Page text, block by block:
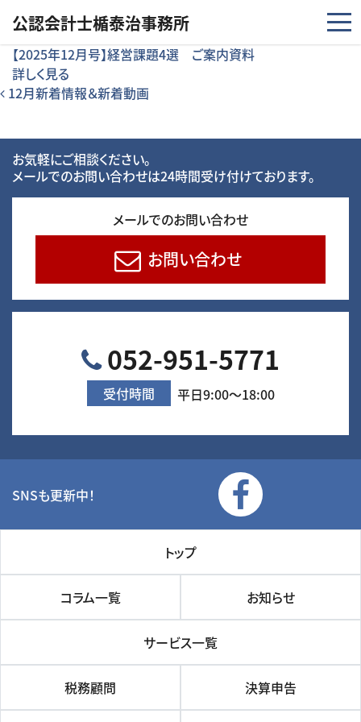
公認会計士楯泰治事務所
【2025年12月号】経営課題4選 ご案内資料
詳しく見る
投稿ナビゲーション
12月新着情報＆新着動画
お気軽にご相談ください。
メールでのお問い合わせは24時間受け付けております。
メールでのお問い合わせ
お問い合わせ
052-951-5771
受付時間 平日9:00～18:00
SNSも更新中！
トップ
コラム一覧 お知らせ
サービス一覧
税務顧問 決算申告